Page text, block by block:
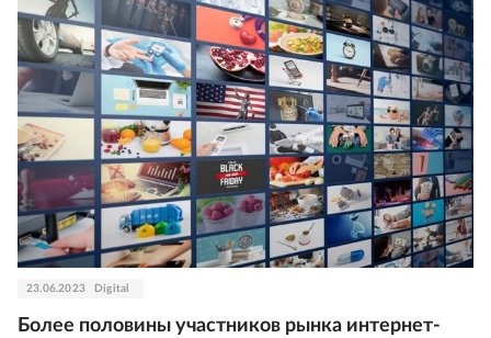
23.06.2023 Digital
Более половины участников рынка интернет-